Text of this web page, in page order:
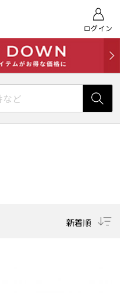
ログイン
新着順